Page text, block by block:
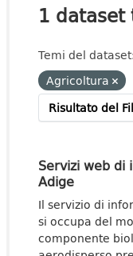
1 dataset
Temi del dataset:
Agricoltura
Risultato del
Servizi web di
Adige
Il servizio di
si occupa del
componente